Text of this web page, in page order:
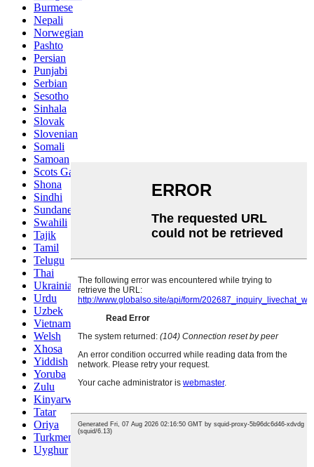
Burmese
Nepali
Norwegian
Pashto
Persian
Punjabi
Serbian
Sesotho
Sinhala
Slovak
Slovenian
Somali
Samoan
Scots Gaelic
Shona
Sindhi
Sundanese
Swahili
Tajik
Tamil
Telugu
Thai
Ukrainian
Urdu
Uzbek
Vietnamese
Welsh
Xhosa
Yiddish
Yoruba
Zulu
Kinyarwanda
Tatar
Oriya
Turkmen
Uyghur